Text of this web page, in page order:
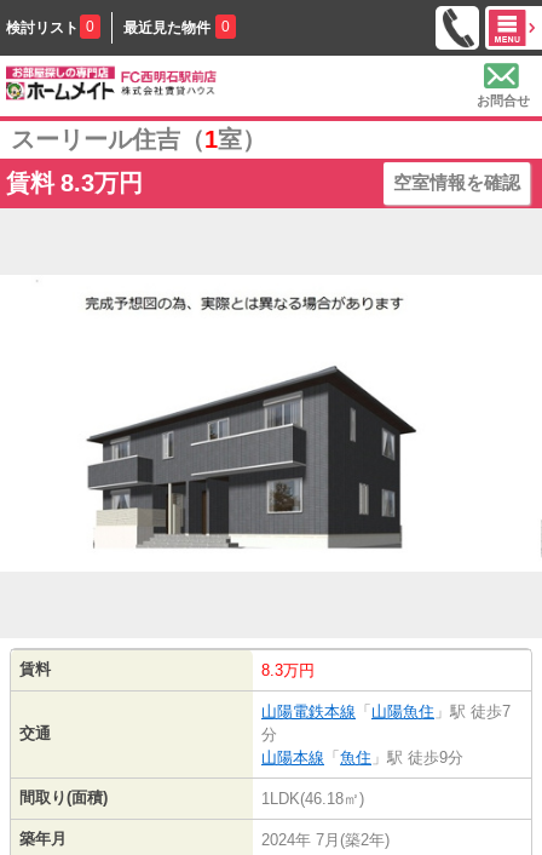
検討リスト 0 最近見た物件 0
お問合せ
スーリール住吉（1室）
賃料 8.3万円 空室情報を確認
賃料 8.3万円
交通
山陽電鉄本線 「 山陽魚住 」駅 徒歩7
分
山陽本線 「 魚住 」駅 徒歩9分
間取り(面積) 1LDK(46.18㎡)
築年月 2024年 7月(築2年)